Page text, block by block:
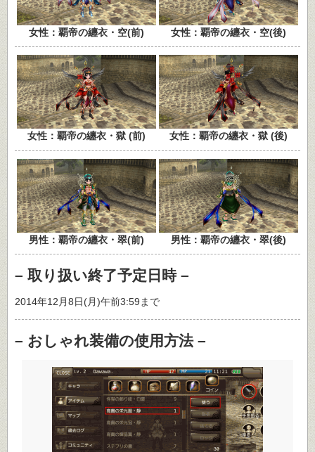
女性：覇帝の纏衣・空(前) 女性：覇帝の纏衣・空(後)
女性：覇帝の纏衣・獄 (前) 女性：覇帝の纏衣・獄 (後)
男性：覇帝の纏衣・翠(前) 男性：覇帝の纏衣・翠(後)
– 取り扱い終了予定日時 –
2014年12月8日(月)午前3:59まで
– おしゃれ装備の使用方法 –